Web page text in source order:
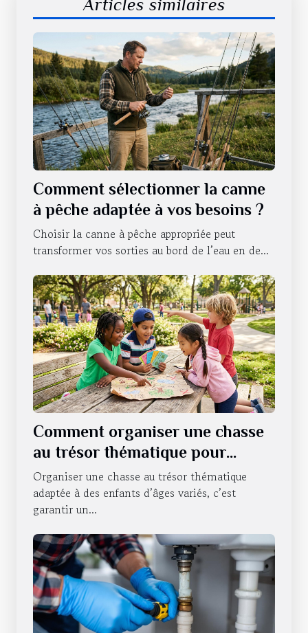
Articles similaires
Comment sélectionner la canne
à pêche adaptée à vos besoins ?
Choisir la canne à pêche appropriée peut
transformer vos sorties au bord de l’eau en de...
Comment organiser une chasse
au trésor thématique pour
enfants de différents âges ?
Organiser une chasse au trésor thématique
adaptée à des enfants d’âges variés, c’est
garantir un...